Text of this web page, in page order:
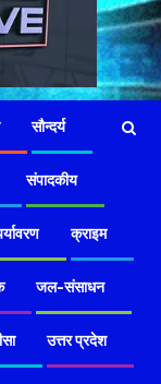
सौन्दर्य
संपादकीय
क्राइम
जल-संसाधन
उत्तर प्रदेश